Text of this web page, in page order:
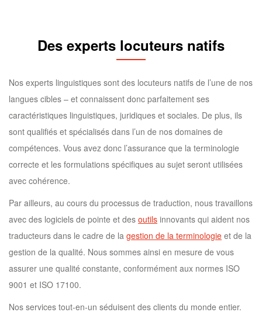
Des experts locuteurs natifs
Nos experts linguistiques sont des locuteurs natifs de l’une de nos
langues cibles – et connaissent donc parfaitement ses
caractéristiques linguistiques, juridiques et sociales. De plus, ils
sont qualifiés et spécialisés dans l’un de nos domaines de
compétences. Vous avez donc l’assurance que la terminologie
correcte et les formulations spécifiques au sujet seront utilisées
avec cohérence.
Par ailleurs, au cours du processus de traduction, nous travaillons
avec des logiciels de pointe et des outils innovants qui aident nos
traducteurs dans le cadre de la gestion de la terminologie et de la
gestion de la qualité. Nous sommes ainsi en mesure de vous
assurer une qualité constante, conformément aux normes ISO
9001 et ISO 17100.
Nos services tout-en-un séduisent des clients du monde entier.